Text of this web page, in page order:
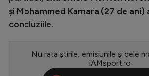
Europa League
CM 2026
Premier League
și Mohammed Kamara (27 de ani)
concluziile.
Nu rata știrile, emisiunile și cele
iAMsport.ro